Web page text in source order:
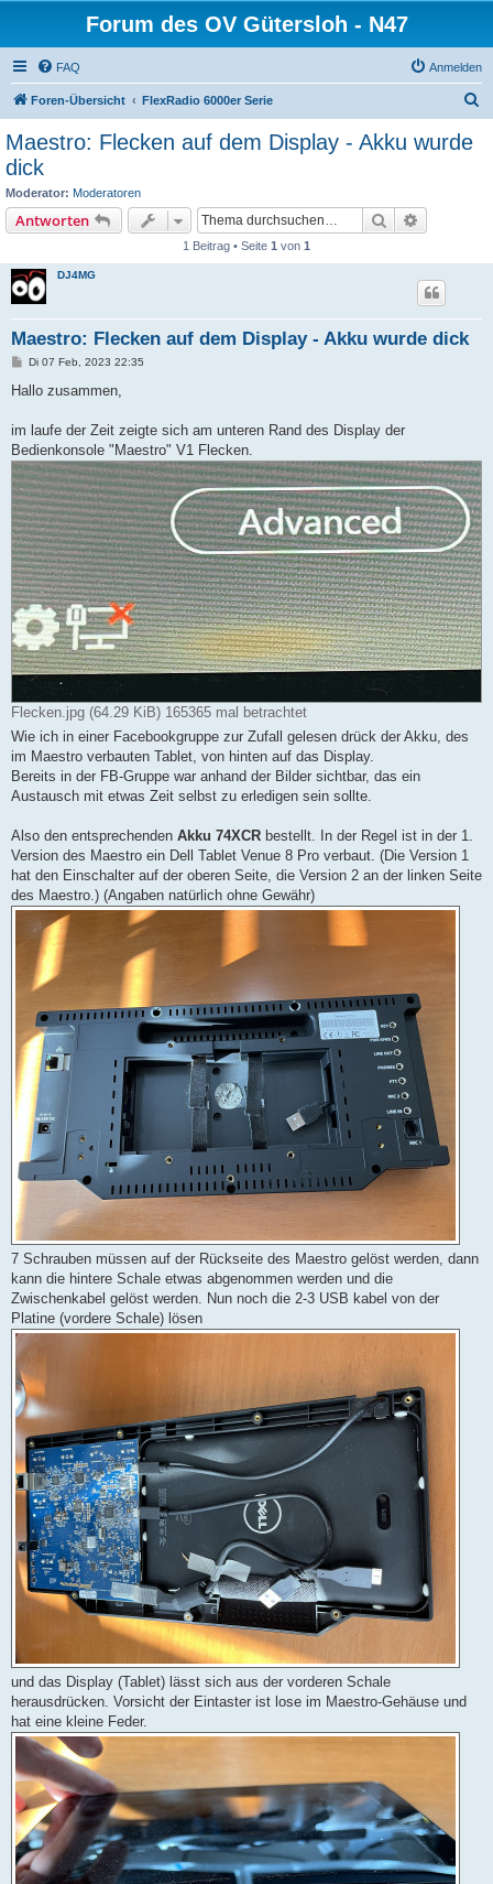
Forum des OV Gütersloh - N47
FAQ Anmelden
Foren-Übersicht FlexRadio 6000er Serie
Maestro: Flecken auf dem Display - Akku wurde
dick
Moderator: Moderatoren
Antworten Suche
1 Beitrag • Seite 1 von 1
DJ4MG
Maestro: Flecken auf dem Display - Akku wurde dick
B
i
a
Di 07 Feb, 2023 22:35
Hallo zusammen,
im laufe der Zeit zeigte sich am unteren Rand des Display der
Bedienkonsole "Maestro" V1 Flecken.
Flecken.jpg (64.29 KiB) 165365 mal betrachtet
Wie ich in einer Facebookgruppe zur Zufall gelesen drück der Akku, des
im Maestro verbauten Tablet, von hinten auf das Display.
Bereits in der FB-Gruppe war anhand der Bilder sichtbar, das ein
Austausch mit etwas Zeit selbst zu erledigen sein sollte.
Also den entsprechenden Akku 74XCR bestellt. In der Regel ist in der 1.
Version des Maestro ein Dell Tablet Venue 8 Pro verbaut. (Die Version 1
hat den Einschalter auf der oberen Seite, die Version 2 an der linken Seite
des Maestro.) (Angaben natürlich ohne Gewähr)
7 Schrauben müssen auf der Rückseite des Maestro gelöst werden, dann
kann die hintere Schale etwas abgenommen werden und die
Zwischenkabel gelöst werden. Nun noch die 2-3 USB kabel von der
Platine (vordere Schale) lösen
und das Display (Tablet) lässt sich aus der vorderen Schale
herausdrücken. Vorsicht der Eintaster ist lose im Maestro-Gehäuse und
hat eine kleine Feder.